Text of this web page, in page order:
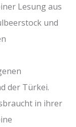
Lesung aus
und
der Türkei.
in ihrer